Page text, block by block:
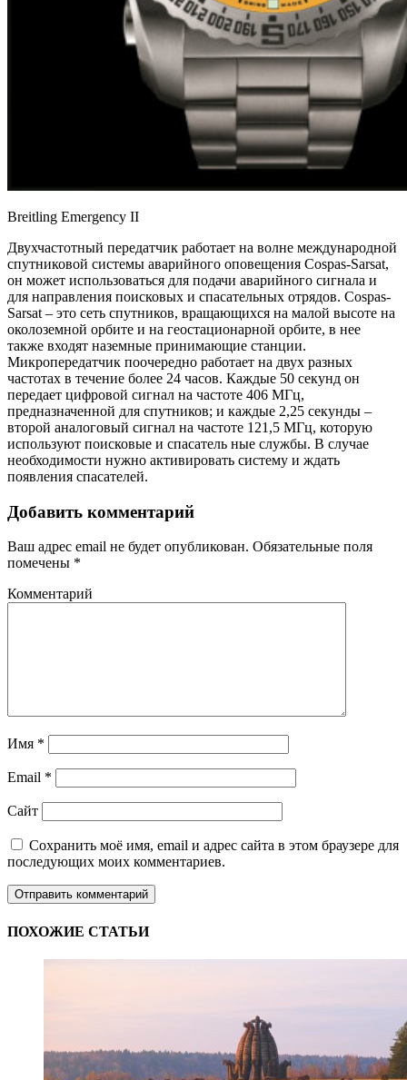
Breitling Emergency II
Двухчастотный передатчик работает на волне международной
спутниковой системы аварийного оповещения Cospas-Sarsat,
он может использоваться для подачи аварийного сигнала и
для направления поисковых и спасательных отрядов. Cospas-
Sarsat – это сеть спутников, вращающихся на малой высоте на
околоземной орбите и на геостационарной орбите, в нее
также входят наземные принимающие станции.
Микропередатчик поочередно работает на двух разных
частотах в течение более 24 часов. Каждые 50 секунд он
передает цифровой сигнал на частоте 406 МГц,
предназначенной для спутников; и каждые 2,25 секунды –
второй аналоговый сигнал на частоте 121,5 МГц, которую
используют поисковые и спасатель ные службы. В случае
необходимости нужно активировать систему и ждать
появления спасателей.
Добавить комментарий
Ваш адрес email не будет опубликован. Обязательные поля
помечены *
Комментарий
Имя *
Email *
Сайт
Сохранить моё имя, email и адрес сайта в этом браузере для
последующих моих комментариев.
ПОХОЖИЕ СТАТЬИ